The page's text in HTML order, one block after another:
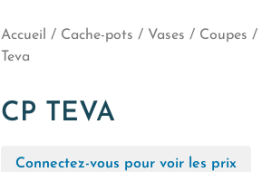
Accueil / Cache-pots / Vases / Coupes /
Teva
CP TEVA
Connectez-vous pour voir les prix